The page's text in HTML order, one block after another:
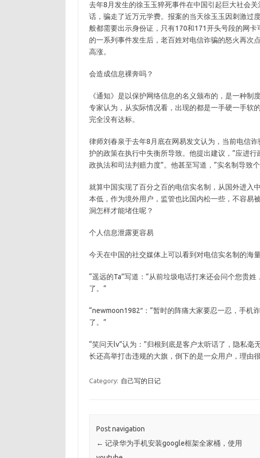
去年8月发生的徐玉玉猝死事件在中国引起巨大社会
话，骗走了近万元学费。报案的当天徐玉玉因刺激过
般都需要出示身份证，只有170和171开头号段的网
的一系列事件发生后，老百姓对电信诈骗的怒火再次
高涨。
会造成信息裸奔吗？
《通知》是以保护网络信息的名义颁布的，是一种
专家认为，从实际情况看，出现的都是一手硬一手软
完全没有达标。
律师刘春泉于去年8月底在网易发文认为，当前电信
护的政策在执行中失衡所导致。他提出建议，”应进
政执法和司法判赔力度”。他甚至写道，”实名制导致个
就算中国实现了百分之百的电信实名制，从国外进入
本低，作为境外用户，监管也比国内松一些，不容易
洞怎样才能堵住呢？
个人信息泄露更容易
今天在中国的社交媒体上可以看到对电信实名制的海
“遥远的Ta”写道：”从前垃圾电话打来还会问个您贵
了。”
“newmoon1982″：”暂时的阵痛大家要忍一忍，手机
了。”
“笑问天lv”认为：”归根到底是客户太听话了，隐私
长还高举打击违规的大旗，倒下的是一众用户，理由
Category: 自己写的日记
Post navigation
← 记录华为手机安装google框架全家桶，使用